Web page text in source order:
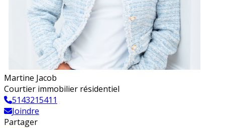
Martine Jacob
Courtier immobilier résidentiel
5143215411
Joindre
Partager